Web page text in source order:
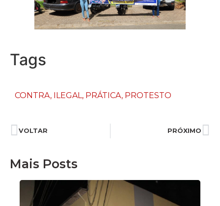
Tags
CONTRA, ILEGAL , PRÁTICA, PROTESTO
VOLTAR PRÓXIMO
Mais Posts